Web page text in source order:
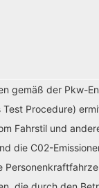
gemäß der Pkw-
Test Procedure)
Fahrstil und
die C02-